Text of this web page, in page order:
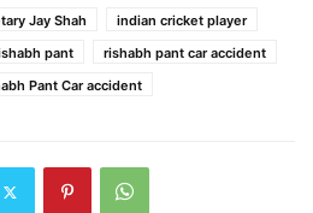
Jay Shah
indian cricket player
pant
rishabh pant car accident
Pant Car accident